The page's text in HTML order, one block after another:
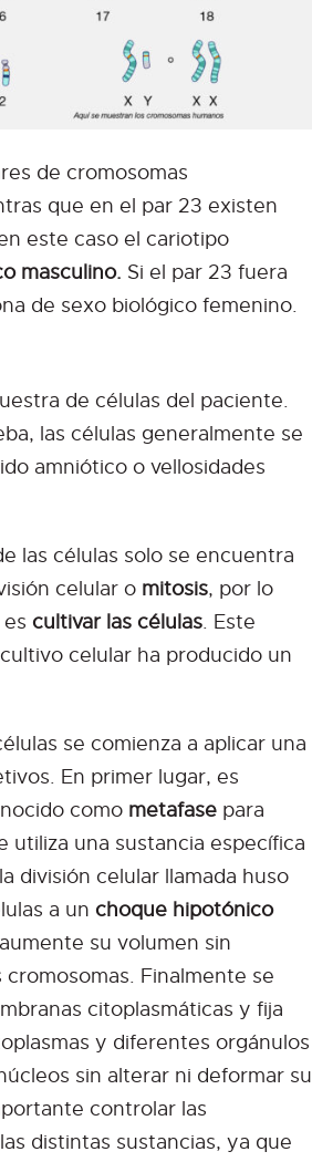
de cromosomas
que en el par 23 existen
este caso el cariotipo
masculino. Si el par 23 fuera
de sexo biológico femenino.
de células del paciente.
las células generalmente se
amniótico o vellosidades
las células solo se encuentra
celular o mitosis, por lo
cultivar las células. Este
celular ha producido un
se comienza a aplicar una
En primer lugar, es
como metafase para
utiliza una sustancia específica
división celular llamada huso
a un choque hipotónico
su volumen sin
Finalmente se
citoplasmáticas y fija
y diferentes orgánulos
sin alterar ni deformar su
controlar las
distintas sustancias, ya que